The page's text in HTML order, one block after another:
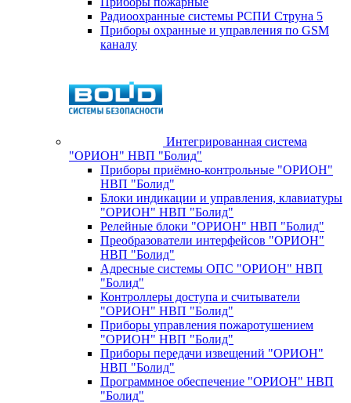
Радиоохранные системы РСПИ Струна 5
Приборы охранные и управления по GSM
каналу
Интегрированная система
"ОРИОН" НВП "Болид"
Приборы приёмно-контрольные "ОРИОН"
НВП "Болид"
Блоки индикации и управления, клавиатуры
"ОРИОН" НВП "Болид"
Релейные блоки "ОРИОН" НВП "Болид"
Преобразователи интерфейсов "ОРИОН"
НВП "Болид"
Адресные системы ОПС "ОРИОН" НВП
"Болид"
Контроллеры доступа и считыватели
"ОРИОН" НВП "Болид"
Приборы управления пожаротушением
"ОРИОН" НВП "Болид"
Приборы передачи извещений "ОРИОН"
НВП "Болид"
Программное обеспечение "ОРИОН" НВП
"Болид"